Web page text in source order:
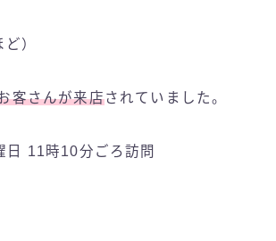
）
客さんが来店されていました。
11時10分ごろ訪問